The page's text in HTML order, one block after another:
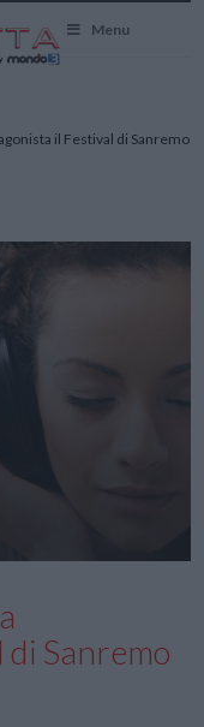
Menu
il Festival di Sanremo
Sanremo